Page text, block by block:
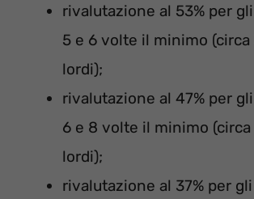
rivalutazione al 53% per
5 e 6 volte il minimo
lordi);
rivalutazione al 47% per
6 e 8 volte il minimo
lordi);
rivalutazione al 37% per